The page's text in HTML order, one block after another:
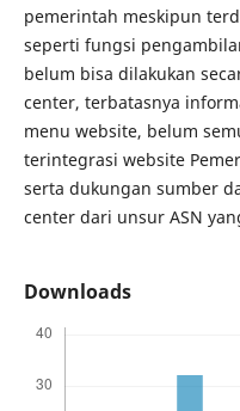
pemerintah meskipun
seperti fungsi
belum bisa dilakukan
center, terbatasnya
menu website, belum
terintegrasi website
serta dukungan sumber
center dari unsur ASN
Downloads